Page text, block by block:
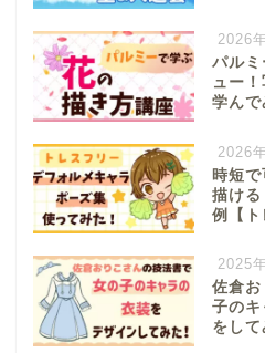
2026
パル
ュー
学んで
2026
時短
描ける
例【ト
2025
佐倉お
子のキ
をして